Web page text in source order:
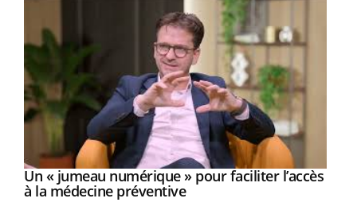
Youtube
Un « jumeau numérique » pour faciliter l’accès
à la médecine préventiveYoutube